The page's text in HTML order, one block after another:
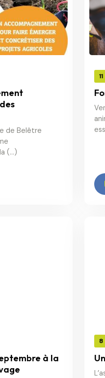
de Belêtre
(…)
à la
8